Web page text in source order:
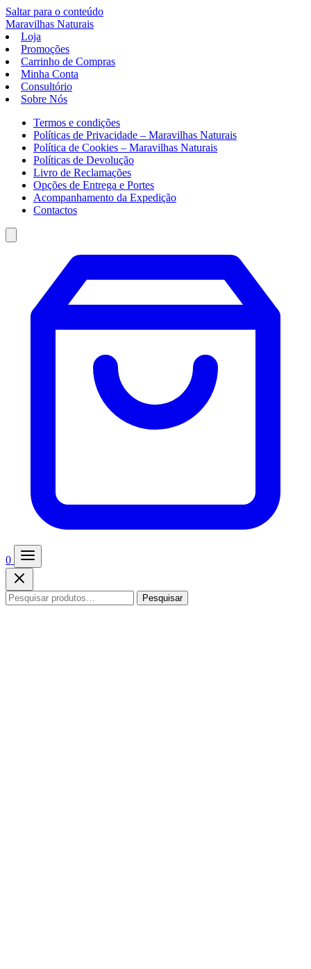
Saltar para o conteúdo
Maravilhas Naturais
Loja
Promoções
Carrinho de Compras
Minha Conta
Consultório
Sobre Nós
Termos e condições
Políticas de Privacidade – Maravilhas Naturais
Política de Cookies – Maravilhas Naturais
Políticas de Devolução
Livro de Reclamações
Opções de Entrega e Portes
Acompanhamento da Expedição
Contactos
0
Pesquisar